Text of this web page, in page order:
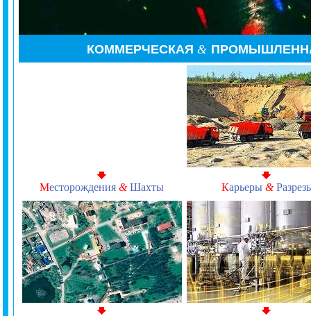
КОММЕРЧЕСКАЯ &
Месторождения &Шахты Карьеры &